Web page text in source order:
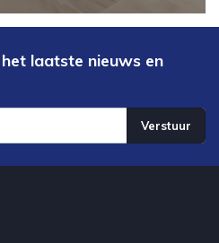
laatste nieuws en
Verstuur